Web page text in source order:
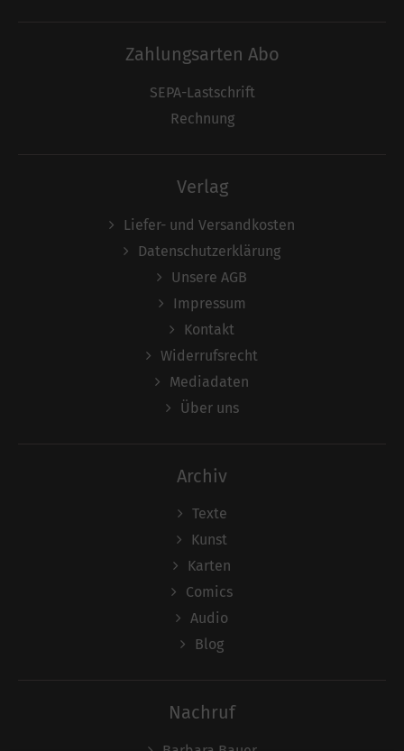
Zahlungsarten Abo
SEPA-Lastschrift
Rechnung
Verlag
Liefer- und Versandkosten
Datenschutzerklärung
Unsere AGB
Impressum
Kontakt
Widerrufsrecht
Mediadaten
Über uns
Archiv
Texte
Kunst
Karten
Comics
Audio
Blog
Nachruf